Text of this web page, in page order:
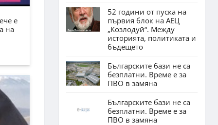
е
на
52 години от пуска на
първия блок на АЕЦ
„Козлодуй“. Между
историята, политиката и
бъдещето
Българските бази не са
безплатни. Време е за
ПВО в замяна
Българските бази не са
безплатни. Време е за
ПВО в замяна